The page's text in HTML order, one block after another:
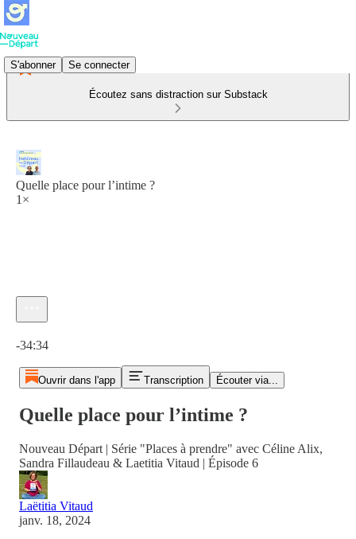
S'abonner Se connecter
Écoutez sans distraction sur Substack
Quelle place pour l’intime ?
1×
-34:34
Ouvrir dans l'app Transcription Écouter via...
Quelle place pour l’intime ?
Nouveau Départ | Série "Places à prendre" avec Céline Alix,
Sandra Fillaudeau & Laetitia Vitaud | Épisode 6
Laëtitia Vitaud
janv. 18, 2024